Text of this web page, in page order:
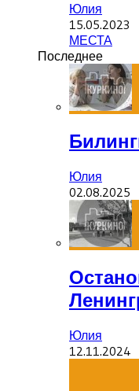
Юлия
15.05.2023
МЕСТА
Последнее
Юлия
02.08.2025
Юлия
12.11.2024